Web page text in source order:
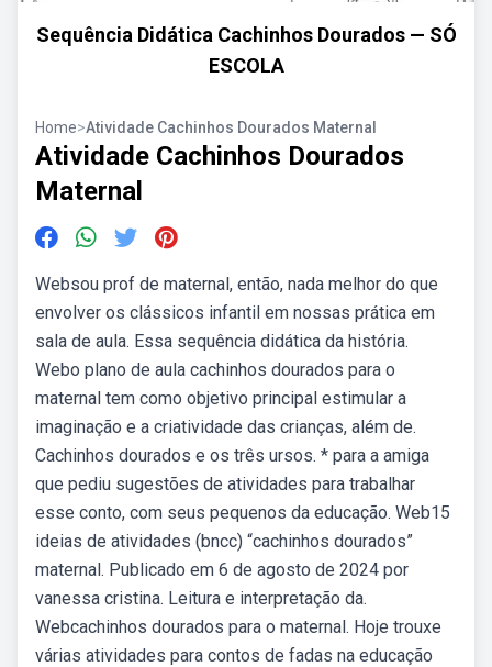
Sequência Didática Cachinhos Dourados — SÓ
ESCOLA
Home>Atividade Cachinhos Dourados Maternal
Atividade Cachinhos Dourados
Maternal
Websou prof de maternal, então, nada melhor do que
envolver os clássicos infantil em nossas prática em
sala de aula. Essa sequência didática da história.
Webo plano de aula cachinhos dourados para o
maternal tem como objetivo principal estimular a
imaginação e a criatividade das crianças, além de.
Cachinhos dourados e os três ursos. * para a amiga
que pediu sugestões de atividades para trabalhar
esse conto, com seus pequenos da educação. Web15
ideias de atividades (bncc) “cachinhos dourados”
maternal. Publicado em 6 de agosto de 2024 por
vanessa cristina. Leitura e interpretação da.
Webcachinhos dourados para o maternal. Hoje trouxe
várias atividades para contos de fadas na educação